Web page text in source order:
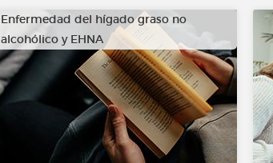
Enfermedad del hígado graso no
alcohólico y EHNA